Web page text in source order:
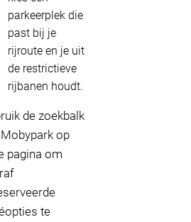
parkeerplek die
past bij je
rijroute en je uit
de restrictieve
rijbanen houdt.
de zoekbalk
op
pagina om
te